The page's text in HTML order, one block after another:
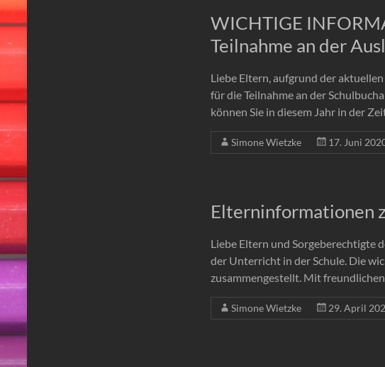
WICHTIGE
Teilnahme an der
Liebe Eltern, aufgrund der
für die Teilnahme an der
können Sie in diesem Jahr in der
Simone Wietzke 17. Juni
Elterninformationen
Liebe Eltern und Sorgeberechtigte
der Unterricht in der Schule. Die
zusammengestellt. Mit
Simone Wietzke 29. April